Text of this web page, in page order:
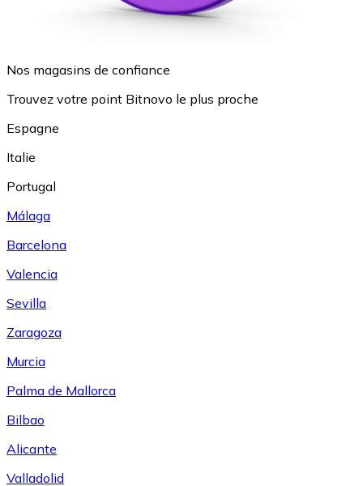
Nos magasins de confiance
Trouvez votre point Bitnovo le plus proche
Espagne
Italie
Portugal
Málaga
Barcelona
Valencia
Sevilla
Zaragoza
Murcia
Palma de Mallorca
Bilbao
Alicante
Valladolid